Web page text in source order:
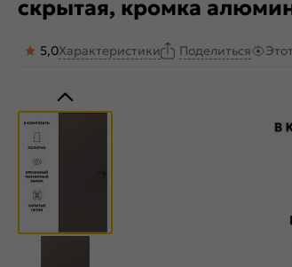
скрытая, кромка
5,0Характеристики Поделиться